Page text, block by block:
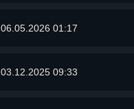
06.05.2026 01:17
03.12.2025 09:33